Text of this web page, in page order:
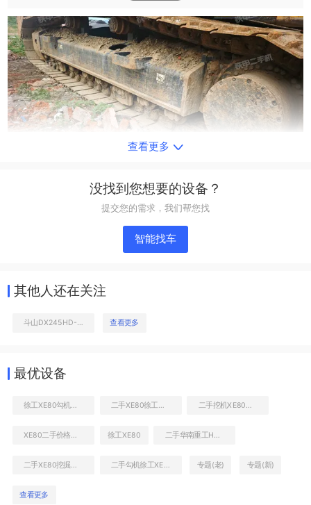
查看更多
没找到您想要的设备？
提交您的需求，我们帮您找
智能找车
其他人还在关注
斗山DX245HD-10国四挖掘机 查看更多
最优设备
徐工XE80
专题(老) 专题(新)
查看更多